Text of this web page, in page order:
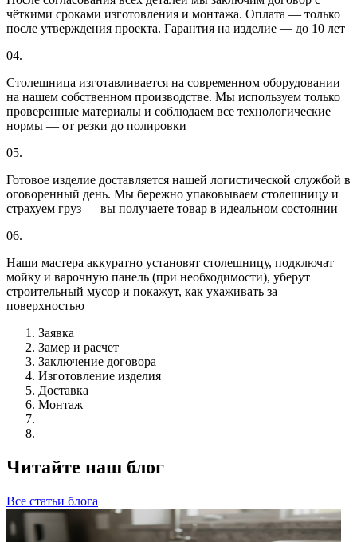
чёткими сроками изготовления и монтажа. Оплата — только
после утверждения проекта. Гарантия на изделие — до 10 лет
04.
Столешница изготавливается на современном оборудовании
на нашем собственном производстве. Мы используем только
проверенные материалы и соблюдаем все технологические
нормы — от резки до полировки
05.
Готовое изделие доставляется нашей логистической службой в
оговоренный день. Мы бережно упаковываем столешницу и
страхуем груз — вы получаете товар в идеальном состоянии
06.
Наши мастера аккуратно установят столешницу, подключат
мойку и варочную панель (при необходимости), уберут
строительный мусор и покажут, как ухаживать за
поверхностью
Заявка
Замер и расчет
Заключение договора
Изготовление изделия
Доставка
Монтаж
Читайте наш блог
Все статьи блога